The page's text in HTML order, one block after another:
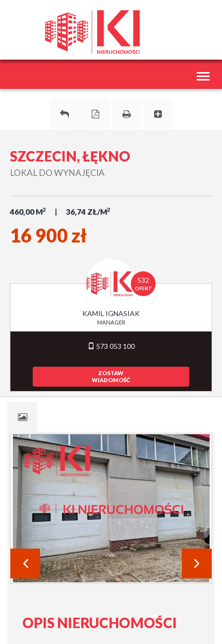
SZCZECIN, ŁĘKNO
LOKAL DO WYNAJĘCIA
460,00 M2 36,74 ZŁ/M2
16 900 zł
532
OFERT
KAMIL IGNASIAK
MANAGER
573 053 100
ZOSTAW
WIADOMOŚĆ
OPIS NIERUCHOMOŚCI